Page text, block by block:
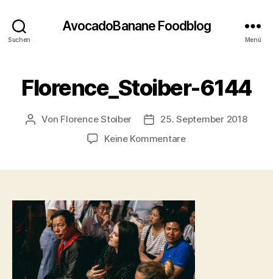
Suchen
AvocadoBanane Foodblog
Menü
Florence_Stoiber-6144
Beitragsautor
Von Florence Stoiber Veröffentlichungsdatum
25. September 2018
Keine Kommentarezu